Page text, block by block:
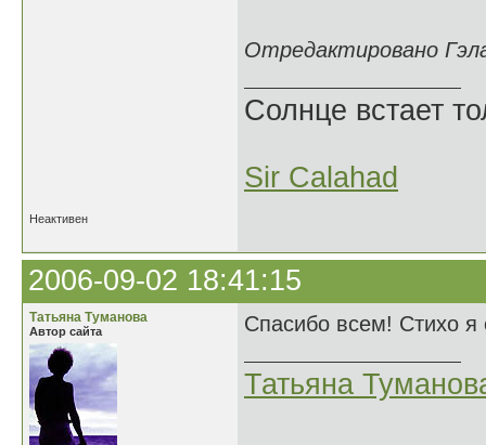
Отредактировано
Солнце встает
Sir Calahad
Неактивен
2006-09-02 18:41:15
Татьяна Туманова
Автор сайта Спасибо всем! Стихо я
Татьяна